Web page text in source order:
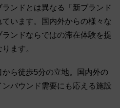
ンドとは異なる「新ブランド
います。国内外からの様々な
ンドならではの滞在体験を提
ます。
ら徒歩5分の立地。国内外の
バウンド需要にも応える施設